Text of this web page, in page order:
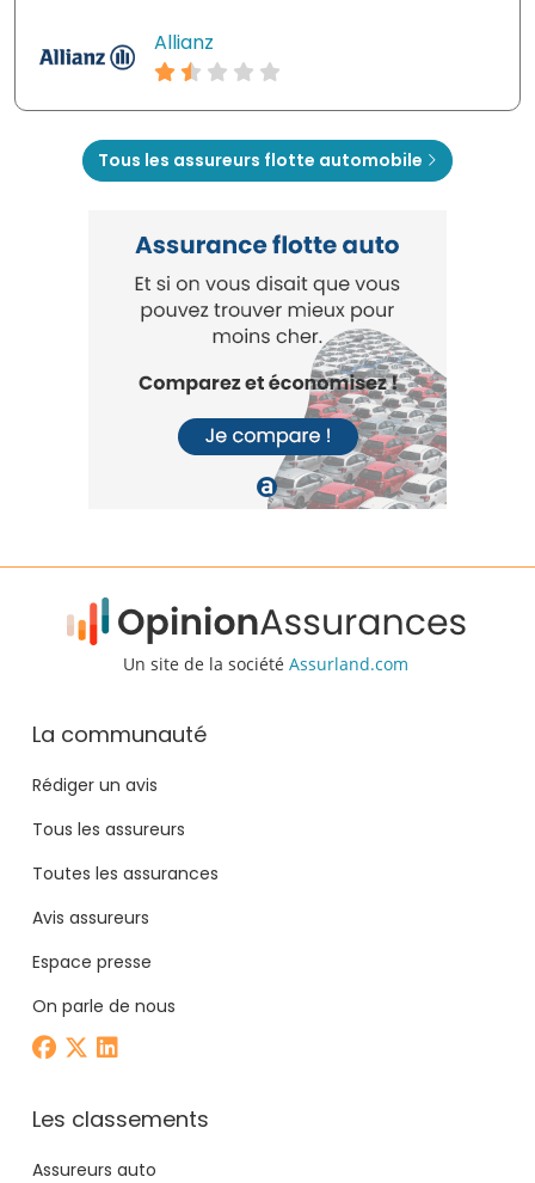
Allianz
Tous les assureurs flotte automobile
Un site de la société Assurland.com
La communauté
Rédiger un avis
Tous les assureurs
Toutes les assurances
Avis assureurs
Espace presse
On parle de nous
Les classements
Assureurs auto